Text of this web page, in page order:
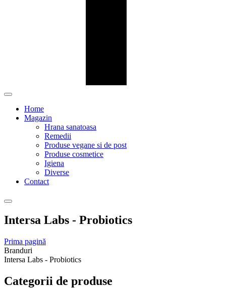
Home
Magazin
Hrana sanatoasa
Remedii
Produse vegane si de post
Produse cosmetice
Igiena
Diverse
Contact
Intersa Labs - Probiotics
Prima pagină
Branduri
Intersa Labs - Probiotics
Categorii de produse